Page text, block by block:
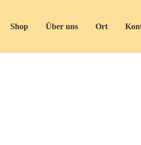
Shop Über uns Ort